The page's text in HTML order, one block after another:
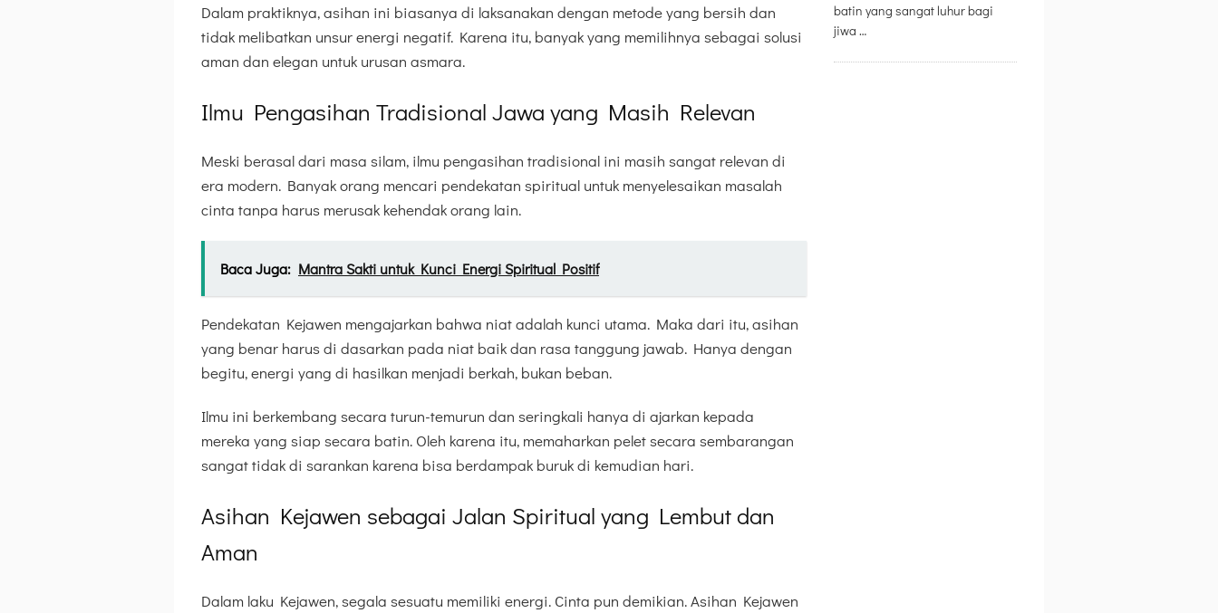
Dalam praktiknya, asihan ini biasanya di laksanakan dengan metode yang bersih dan
tidak melibatkan unsur energi negatif. Karena itu, banyak yang memilihnya sebagai solusi
aman dan elegan untuk urusan asmara.
Ilmu Pengasihan Tradisional Jawa yang Masih Relevan
Meski berasal dari masa silam, ilmu pengasihan tradisional ini masih sangat relevan di
era modern. Banyak orang mencari pendekatan spiritual untuk menyelesaikan masalah
cinta tanpa harus merusak kehendak orang lain.
Baca Juga: Mantra Sakti untuk Kunci Energi Spiritual Positif
Pendekatan Kejawen mengajarkan bahwa niat adalah kunci utama. Maka dari itu, asihan
yang benar harus di dasarkan pada niat baik dan rasa tanggung jawab. Hanya dengan
begitu, energi yang di hasilkan menjadi berkah, bukan beban.
Ilmu ini berkembang secara turun-temurun dan seringkali hanya di ajarkan kepada
mereka yang siap secara batin. Oleh karena itu, memaharkan pelet secara sembarangan
sangat tidak di sarankan karena bisa berdampak buruk di kemudian hari.
Asihan Kejawen sebagai Jalan Spiritual yang Lembut dan
Aman
Dalam laku Kejawen, segala sesuatu memiliki energi. Cinta pun demikian. Asihan Kejawen
batin yang sangat luhur bagi
jiwa …